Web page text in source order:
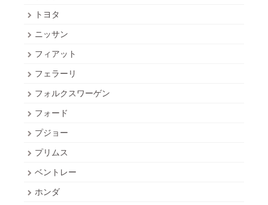
トヨタ
ニッサン
フィアット
フェラーリ
フォルクスワーゲン
フォード
プジョー
プリムス
ベントレー
ホンダ